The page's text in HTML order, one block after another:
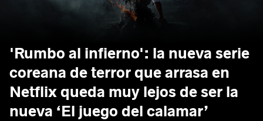
'Rumbo al infierno': la nueva serie
coreana de terror que arrasa en
Netflix queda muy lejos de ser la
nueva ‘El juego del calamar’